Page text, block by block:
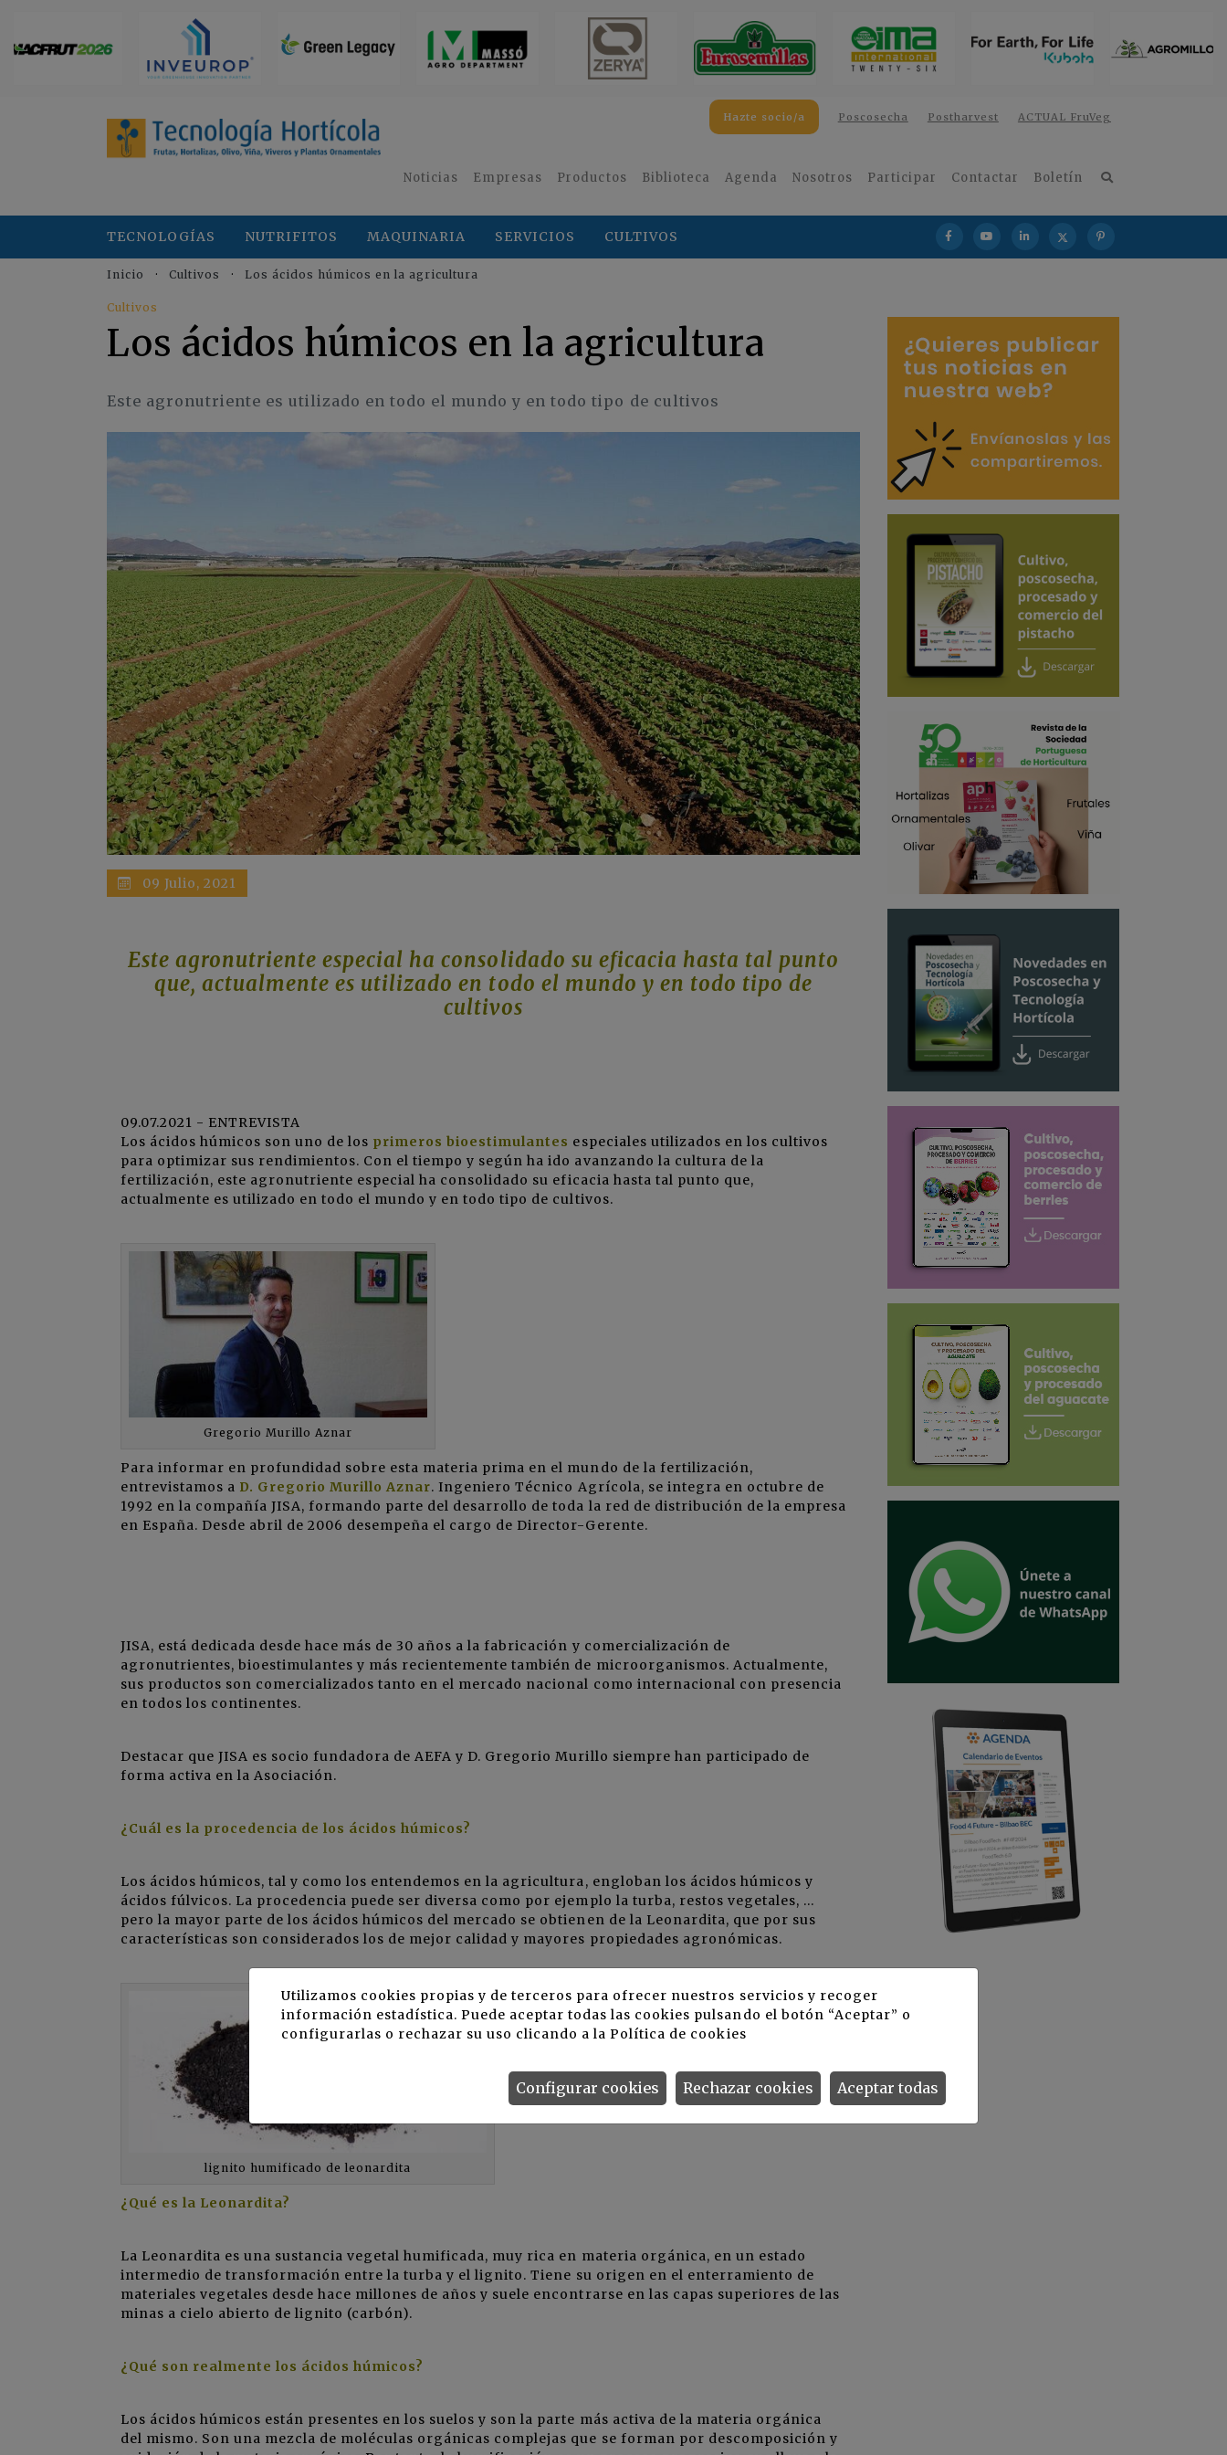
Hazte socio/a Poscosecha Postharvest ACTUAL FruVeg
Noticias Empresas Productos Biblioteca Agenda Nosotros Participar Contactar Boletín
TECNOLOGÍAS NUTRIFITOS MAQUINARIA SERVICIOS CULTIVOS
Inicio Cultivos Los ácidos húmicos en la agricultura
Cultivos
Los ácidos húmicos en la agricultura
Este agronutriente es utilizado en todo el mundo y en todo tipo de cultivos
09 Julio, 2021
Este agronutriente especial ha consolidado su eficacia hasta tal punto
que, actualmente es utilizado en todo el mundo y en todo tipo de
cultivos
09.07.2021 - ENTREVISTA
Los ácidos húmicos son uno de los primeros bioestimulantes especiales utilizados en los cultivos
para optimizar sus rendimientos. Con el tiempo y según ha ido avanzando la cultura de la
fertilización, este agronutriente especial ha consolidado su eficacia hasta tal punto que,
actualmente es utilizado en todo el mundo y en todo tipo de cultivos.
Gregorio Murillo Aznar
Para informar en profundidad sobre esta materia prima en el mundo de la fertilización,
entrevistamos a D. Gregorio Murillo Aznar. Ingeniero Técnico Agrícola, se integra en octubre de
1992 en la compañía JISA, formando parte del desarrollo de toda la red de distribución de la empresa
en España. Desde abril de 2006 desempeña el cargo de Director-Gerente.
JISA, está dedicada desde hace más de 30 años a la fabricación y comercialización de
agronutrientes, bioestimulantes y más recientemente también de microorganismos. Actualmente,
sus productos son comercializados tanto en el mercado nacional como internacional con presencia
en todos los continentes.
Destacar que JISA es socio fundadora de AEFA y D. Gregorio Murillo siempre han participado de
forma activa en la Asociación.
¿Cuál es la procedencia de los ácidos húmicos?
Los ácidos húmicos, tal y como los entendemos en la agricultura, engloban los ácidos húmicos y
ácidos fúlvicos. La procedencia puede ser diversa como por ejemplo la turba, restos vegetales, …
pero la mayor parte de los ácidos húmicos del mercado se obtienen de la Leonardita, que por sus
características son considerados los de mejor calidad y mayores propiedades agronómicas.
lignito humificado de leonardita
¿Qué es la Leonardita?
La Leonardita es una sustancia vegetal humificada, muy rica en materia orgánica, en un estado
intermedio de transformación entre la turba y el lignito. Tiene su origen en el enterramiento de
materiales vegetales desde hace millones de años y suele encontrarse en las capas superiores de las
minas a cielo abierto de lignito (carbón).
¿Qué son realmente los ácidos húmicos?
Los ácidos húmicos están presentes en los suelos y son la parte más activa de la materia orgánica
del mismo. Son una mezcla de moléculas orgánicas complejas que se forman por descomposición y
Utilizamos cookies propias y de terceros para ofrecer nuestros servicios y recoger
información estadística. Puede aceptar todas las cookies pulsando el botón “Aceptar” o
configurarlas o rechazar su uso clicando a laPolítica de cookies
Aceptar todas
Rechazar cookies
Configurar cookies